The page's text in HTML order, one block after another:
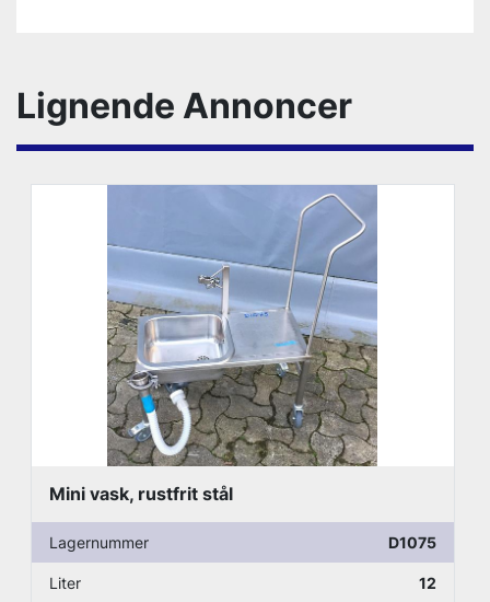
Lignende Annoncer
Mini vask, rustfrit stål
Lagernummer D1075
Liter 12